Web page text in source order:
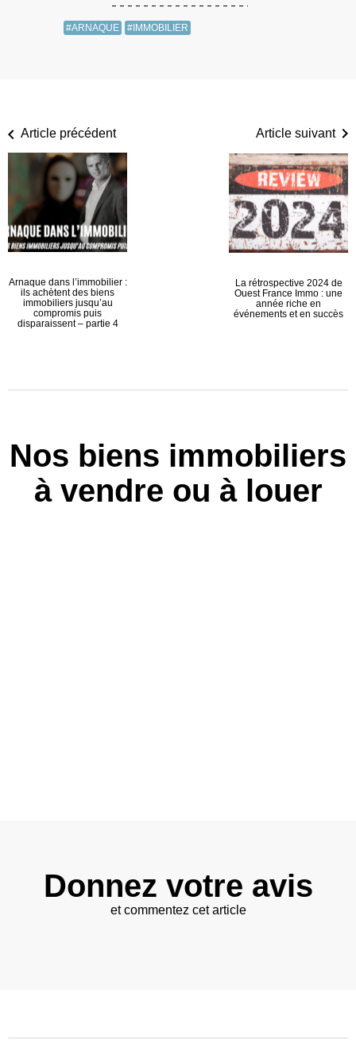
#ARNAQUE #IMMOBILIER
Article précédent
Arnaque dans l’immobilier :
ils achètent des biens
immobiliers jusqu’au
compromis puis
disparaissent – partie 4
Article suivant
La rétrospective 2024 de
Ouest France Immo : une
année riche en
événements et en succès
Nos biens immobiliers
à vendre ou à louer
Donnez votre avis
et commentez cet article